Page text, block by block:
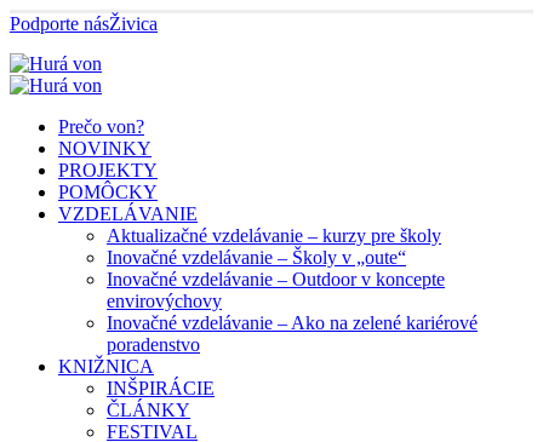
Podporte násŽivica
Prečo von?
NOVINKY
PROJEKTY
POMÔCKY
VZDELÁVANIE
Aktualizačné vzdelávanie – kurzy pre školy
Inovačné vzdelávanie – Školy v „oute“
Inovačné vzdelávanie – Outdoor v koncepte
envirovýchovy
Inovačné vzdelávanie – Ako na zelené kariérové
poradenstvo
KNIŽNICA
INŠPIRÁCIE
ČLÁNKY
FESTIVAL